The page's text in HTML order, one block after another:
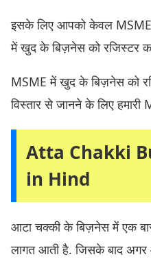
इसके लिए आपको केवल
में खुद के बिज़नेस को रजिस्टर
MSME में खुद के बिज़नेस को
विस्तार से जानने के लिए हमारी
Atta Chakki
in Hind
आटा चक्की के बिज़नेस में एक
लागत आती है. जिसके बाद